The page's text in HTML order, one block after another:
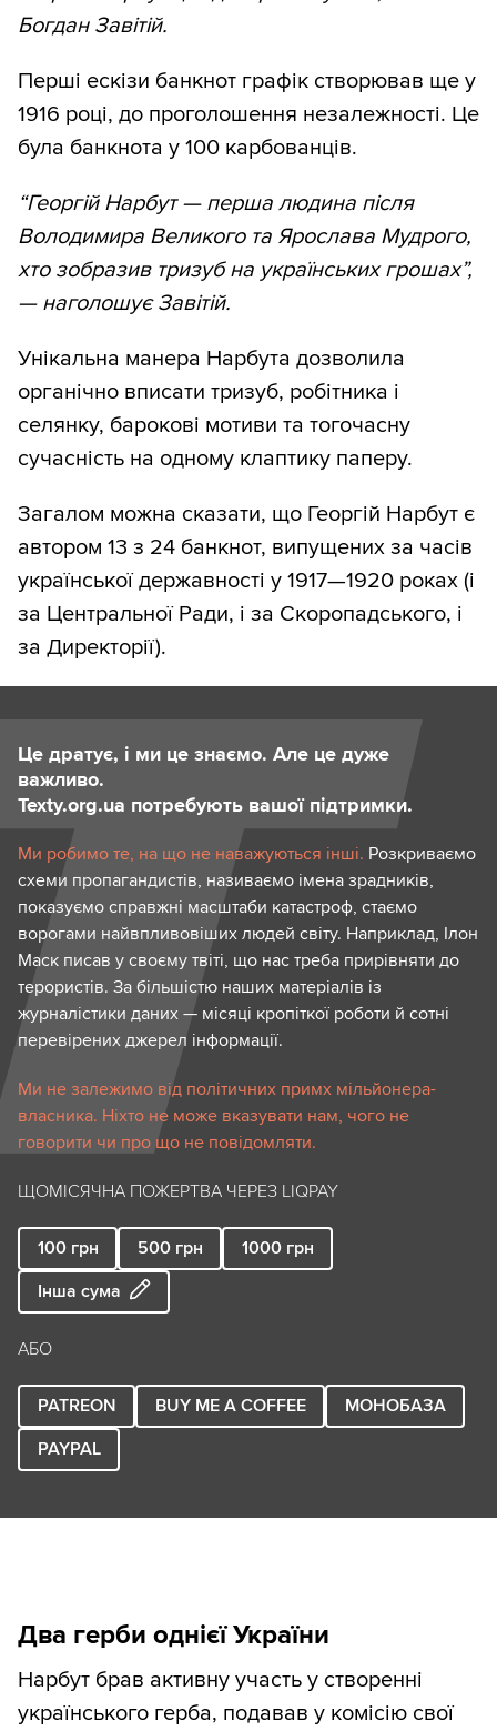
Богдан Завітій.
Перші ескізи банкнот графік створював ще у
1916 році, до проголошення незалежності. Це
була банкнота у 100 карбованців.
“Георгій Нарбут — перша людина після
Володимира Великого та Ярослава Мудрого,
хто зобразив тризуб на українських грошах”,
— наголошує Завітій.
Унікальна манера Нарбута дозволила
органічно вписати тризуб, робітника і
селянку, барокові мотиви та тогочасну
сучасність на одному клаптику паперу.
Загалом можна сказати, що Георгій Нарбут є
автором 13 з 24 банкнот, випущених за часів
української державності у 1917—1920 роках (і
за Центральної Ради, і за Скоропадського, і
за Директорії).
Це дратує, і ми це знаємо. Але це дуже
важливо.
Texty.org.ua потребують вашої підтримки.
Ми робимо те, на що не наважуються інші. Розкриваємо
схеми пропагандистів, називаємо імена зрадників,
показуємо справжні масштаби катастроф, стаємо
ворогами найвпливовіших людей світу. Наприклад, Ілон
Маск писав у своєму твіті, що нас треба прирівняти до
терористів. За більшістю наших матеріалів із
журналістики даних — місяці кропіткої роботи й сотні
перевірених джерел інформації.
Ми не залежимо від політичних примх мільйонера-
власника. Ніхто не може вказувати нам, чого не
говорити чи про що не повідомляти.
ЩОМІСЯЧНА ПОЖЕРТВА ЧЕРЕЗ LIQPAY
100 грн 500 грн 1000 грн
Інша сума
АБО
PATREON BUY ME A COFFEE
МОНОБАЗА
PAYPAL
Два герби однієї України
Нарбут брав активну участь у створенні
українського герба, подавав у комісію свої